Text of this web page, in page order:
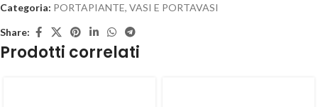
Categoria: PORTAPIANTE, VASI E PORTAVASI
Share:
Prodotti correlati